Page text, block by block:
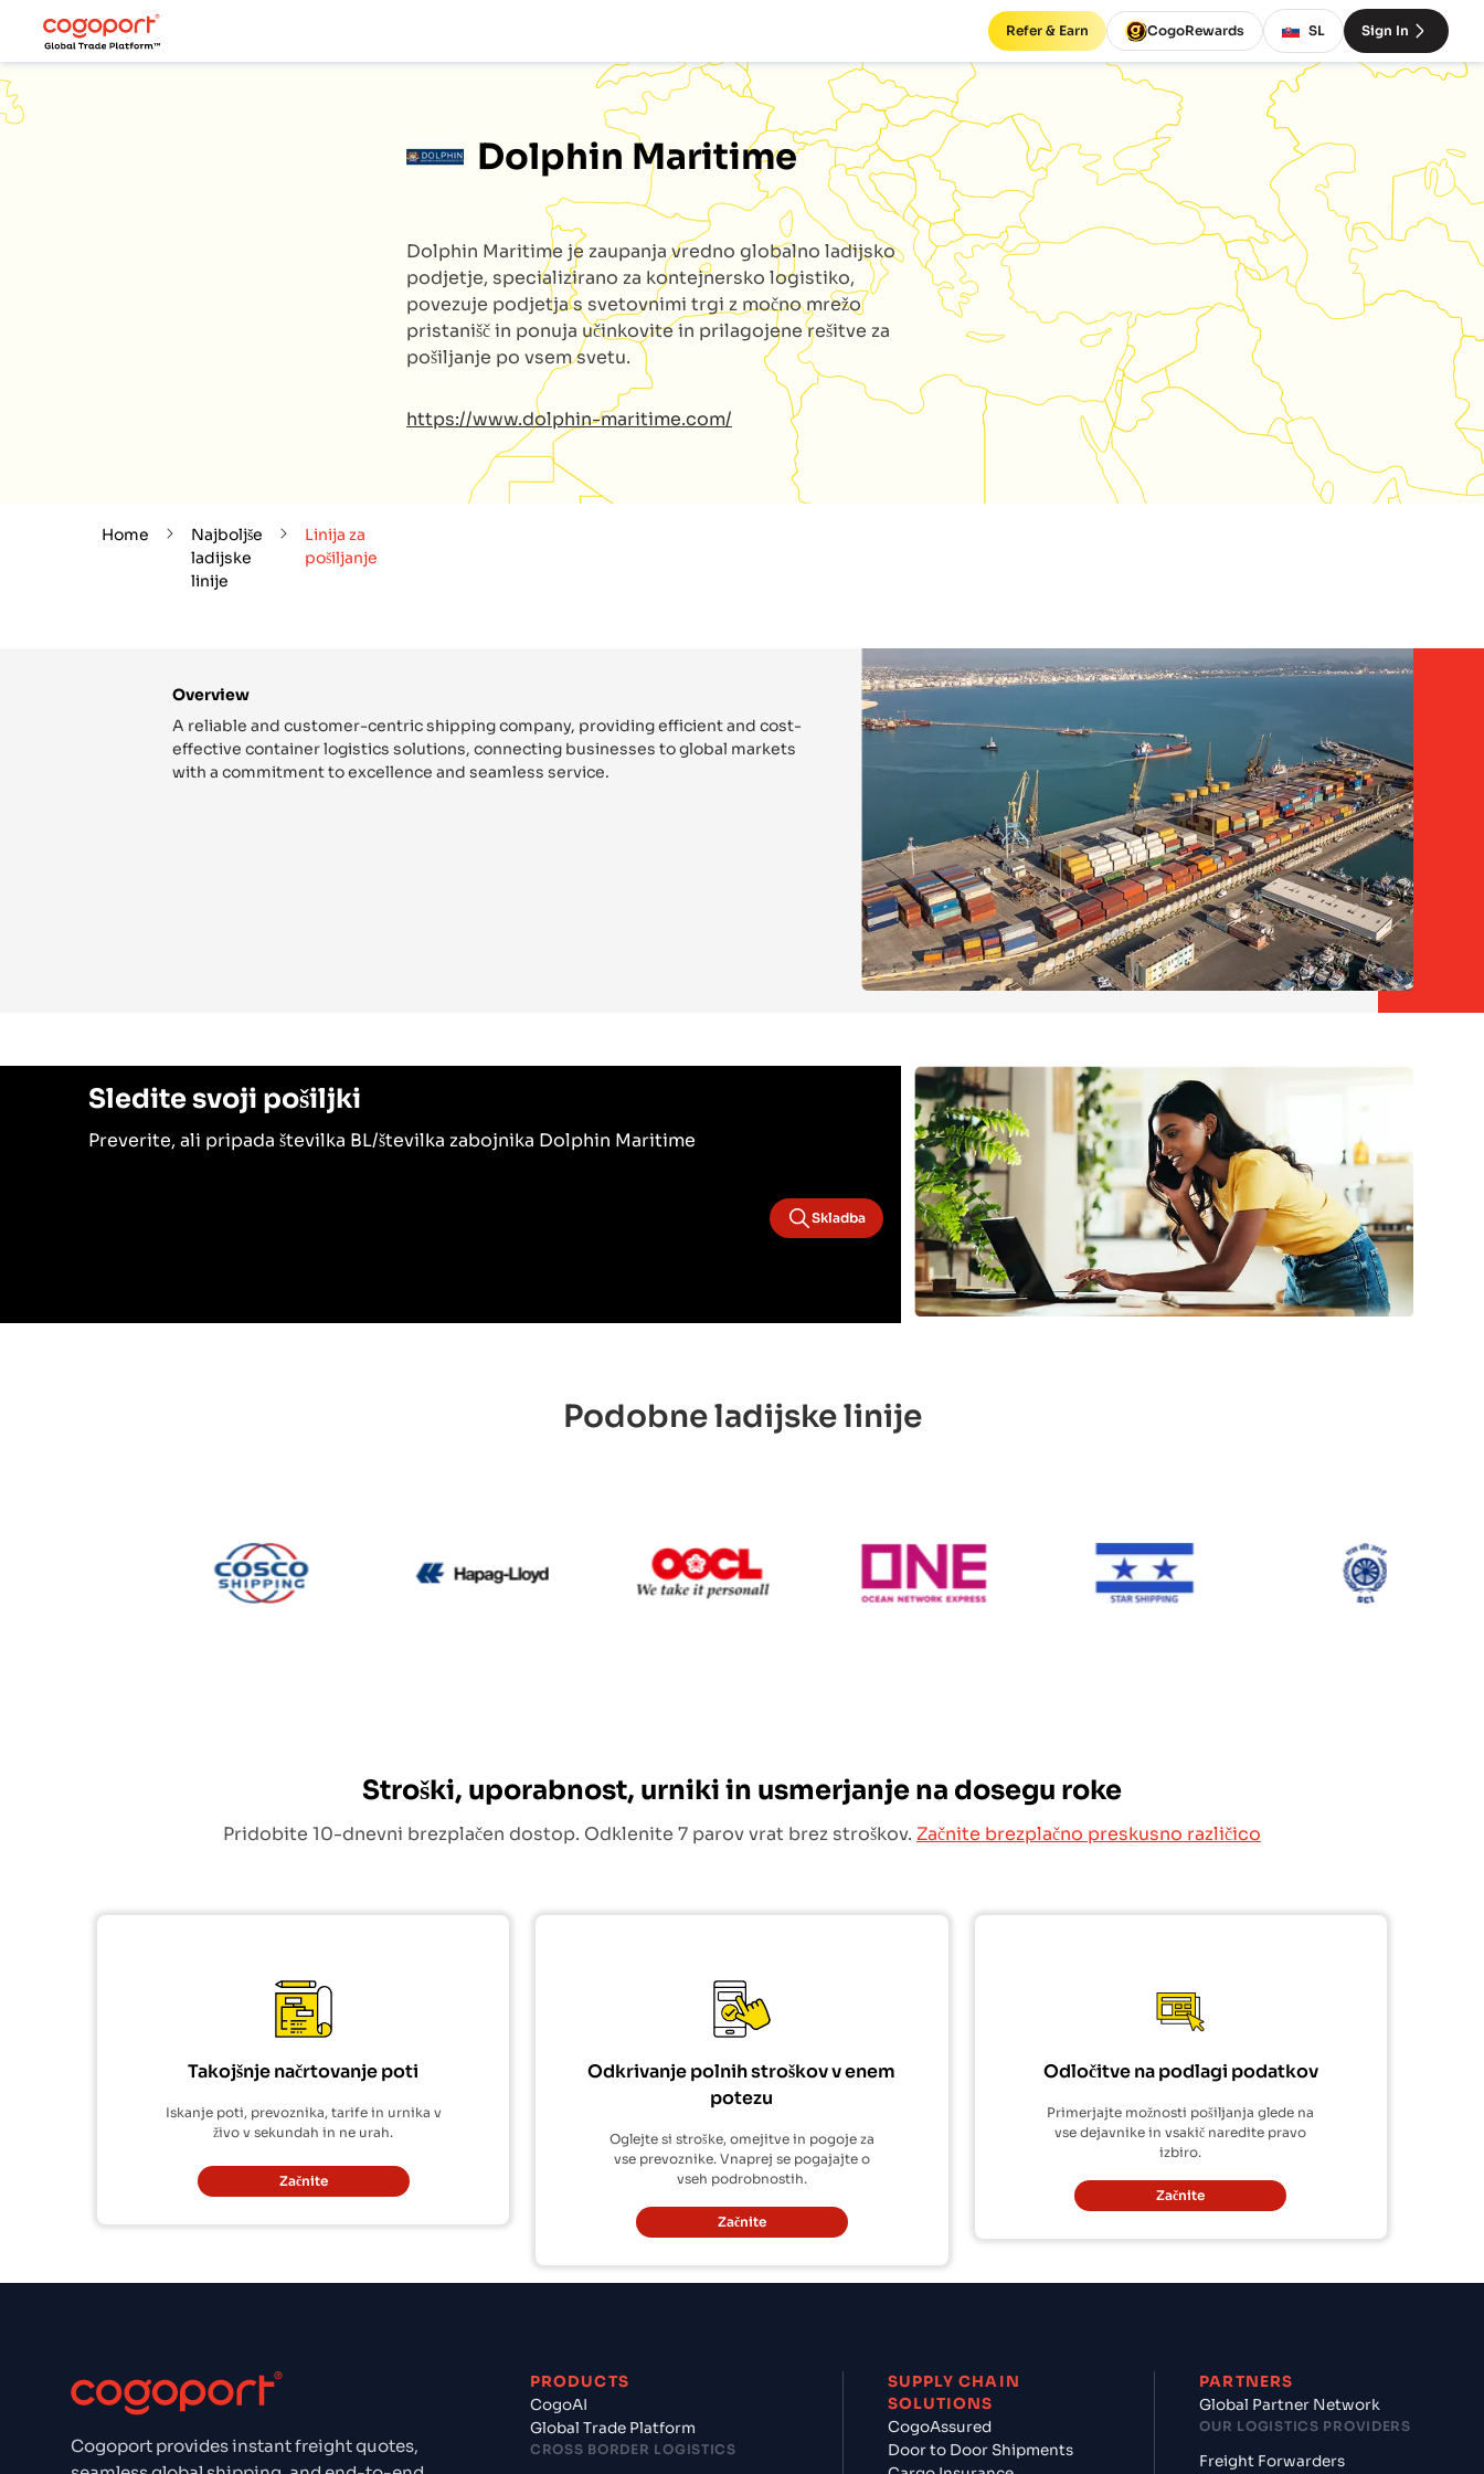
Refer & Earn CogoRewards SL Sign In
Dolphin Maritime
Dolphin Maritime je zaupanja vredno globalno ladijsko
podjetje, specializirano za kontejnersko logistiko,
povezuje podjetja s svetovnimi trgi z močno mrežo
pristanišč in ponuja učinkovite in prilagojene rešitve za
pošiljanje po vsem svetu.
https://www.dolphin-maritime.com/
Home
Najboljše
ladijske
linije
Linija za
pošiljanje
Overview
A reliable and customer-centric shipping company, providing efficient and cost-
effective container logistics solutions, connecting businesses to global markets
with a commitment to excellence and seamless service.
Sledite svoji pošiljki
Preverite, ali pripada številka BL/številka zabojnika Dolphin Maritime
Skladba
Podobne ladijske linije
Stroški, uporabnost, urniki in usmerjanje na dosegu roke
Pridobite 10-dnevni brezplačen dostop. Odklenite 7 parov vrat brez stroškov. Začnite brezplačno preskusno različico
Takojšnje načrtovanje poti
Iskanje poti, prevoznika, tarife in urnika v
živo v sekundah in ne urah.
Začnite
Odkrivanje polnih stroškov v enem
potezu
Oglejte si stroške, omejitve in pogoje za
vse prevoznike. Vnaprej se pogajajte o
vseh podrobnostih.
Začnite
Odločitve na podlagi podatkov
Primerjajte možnosti pošiljanja glede na
vse dejavnike in vsakič naredite pravo
izbiro.
Začnite
Cogoport provides instant freight quotes,
PRODUCTS
CogoAI
Global Trade Platform
CROSS BORDER LOGISTICS
SUPPLY CHAIN
SOLUTIONS
CogoAssured
Door to Door Shipments
PARTNERS
Global Partner Network
OUR LOGISTICS PROVIDERS
Freight Forwarders